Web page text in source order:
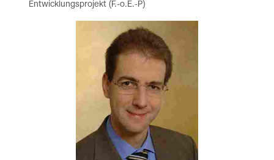
Entwicklungsprojekt (F.-o.E.-P)